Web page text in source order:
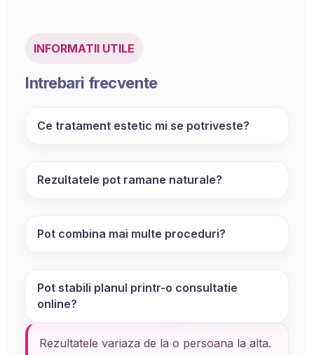
INFORMATII UTILE
Intrebari frecvente
Ce tratament estetic mi se potriveste?
Rezultatele pot ramane naturale?
Pot combina mai multe proceduri?
Pot stabili planul printr-o consultatie
online?
Rezultatele variaza de la o persoana la alta.